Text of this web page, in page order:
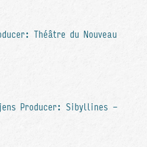
Théâtre du Nouveau
Producer: Sibyllines -